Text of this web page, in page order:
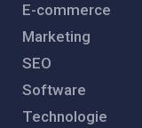
E-commerce
Marketing
SEO
Software
Technologie